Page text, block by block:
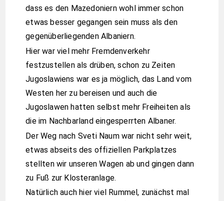
dass es den Mazedoniern wohl immer schon
etwas besser gegangen sein muss als den
gegenüberliegenden Albaniern.
Hier war viel mehr Fremdenverkehr
festzustellen als drüben, schon zu Zeiten
Jugoslawiens war es ja möglich, das Land vom
Westen her zu bereisen und auch die
Jugoslawen hatten selbst mehr Freiheiten als
die im Nachbarland eingesperrten Albaner.
Der Weg nach Sveti Naum war nicht sehr weit,
etwas abseits des offiziellen Parkplatzes
stellten wir unseren Wagen ab und gingen dann
zu Fuß zur Klosteranlage.
Natürlich auch hier viel Rummel, zunächst mal